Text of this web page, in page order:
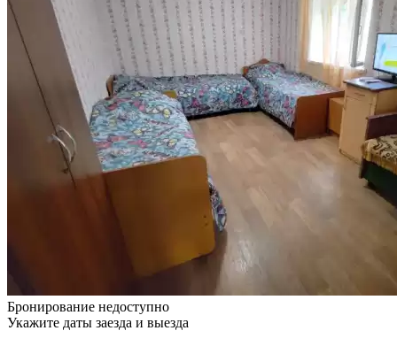
Бронирование недоступно
Укажите даты заезда и выезда